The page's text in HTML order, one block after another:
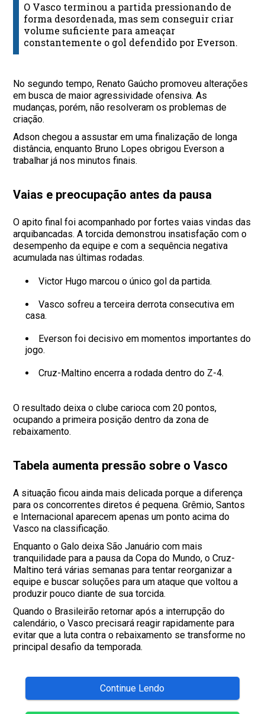
O Vasco terminou a partida pressionando de
forma desordenada, mas sem conseguir criar
volume suficiente para ameaçar
constantemente o gol defendido por Everson.
No segundo tempo, Renato Gaúcho promoveu alterações
em busca de maior agressividade ofensiva. As
mudanças, porém, não resolveram os problemas de
criação.
Adson chegou a assustar em uma finalização de longa
distância, enquanto Bruno Lopes obrigou Everson a
trabalhar já nos minutos finais.
Vaias e preocupação antes da pausa
O apito final foi acompanhado por fortes vaias vindas das
arquibancadas. A torcida demonstrou insatisfação com o
desempenho da equipe e com a sequência negativa
acumulada nas últimas rodadas.
Victor Hugo marcou o único gol da partida.
Vasco sofreu a terceira derrota consecutiva em
casa.
Everson foi decisivo em momentos importantes do
jogo.
Cruz-Maltino encerra a rodada dentro do Z-4.
O resultado deixa o clube carioca com 20 pontos,
ocupando a primeira posição dentro da zona de
rebaixamento.
Tabela aumenta pressão sobre o Vasco
A situação ficou ainda mais delicada porque a diferença
para os concorrentes diretos é pequena. Grêmio, Santos
e Internacional aparecem apenas um ponto acima do
Vasco na classificação.
Enquanto o Galo deixa São Januário com mais
tranquilidade para a pausa da Copa do Mundo, o Cruz-
Maltino terá várias semanas para tentar reorganizar a
equipe e buscar soluções para um ataque que voltou a
produzir pouco diante de sua torcida.
Quando o Brasileirão retornar após a interrupção do
calendário, o Vasco precisará reagir rapidamente para
evitar que a luta contra o rebaixamento se transforme no
principal desafio da temporada.
Continue Lendo